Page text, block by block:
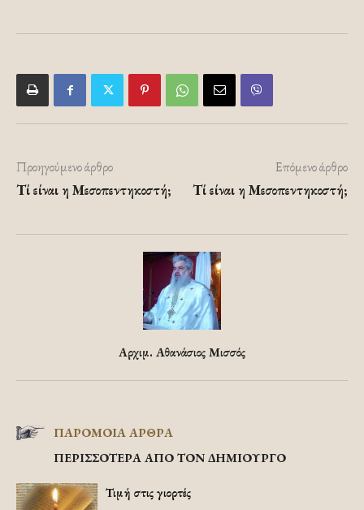
Προηγούμενο άρθρο
Τί είναι η Μεσοπεντηκοστή;
Επόμενο άρθρο
Τί είναι η Μεσοπεντηκοστή;
Αρχιμ. Αθανάσιος Μισσός
ΠΑΡΟΜΟΙΑ ΑΡΘΡΑ
ΠΕΡΙΣΣΟΤΕΡΑ ΑΠΟ ΤΟΝ ΔΗΜΙΟΥΡΓΟ
Τιμή στις γιορτές